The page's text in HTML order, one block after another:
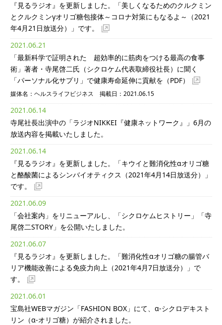
『見るラジオ』を更新しました。「美しくなるためのクルクミン
とクルクミンγオリゴ糖包接体～コロナ対策にもなるよ～（2021
年4月21日放送分）」です。
2021.06.21
「最新科学で証明された 超効率的に筋肉をつける最高の食事
術」著者・寺尾啓二氏（シクロケム代表取締役社長）に聞く
「パーソナル化サプリ」で健康寿命延伸に貢献を （PDF）
媒体名：ヘルスライフビジネス 掲載日：2021.06.15
2021.06.14
寺尾社長出演中の「ラジオNIKKEI『健康ネットワーク』」6月の
放送内容を掲載いたしました。
2021.06.14
『見るラジオ』を更新しました。「キウイと難消化性αオリゴ糖
と酪酸菌によるシンバイオティクス（2021年4月14日放送分）」
です。
2021.06.09
「会社案内」をリニューアルし、「シクロケムヒストリー」「寺
尾啓二STORY」を公開いたしました。
2021.06.07
『見るラジオ』を更新しました。「難消化性αオリゴ糖の腸管バ
リア機能改善による免疫力向上（2021年4月7日放送分）」で
す。
2021.06.01
宝島社WEBマガジン「FASHION BOX」にて、α-シクロデキスト
リン（α-オリゴ糖）が紹介されました。